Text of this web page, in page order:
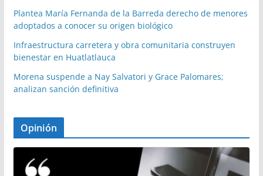
Plantea María Fernanda de la Barreda derecho de menores
adoptados a conocer su origen biológico
Infraestructura carretera y obra comunitaria construyen
bienestar en Huatlatlauca
Morena suspende a Nay Salvatori y Grace Palomares;
analizan sanción definitiva
Opinión